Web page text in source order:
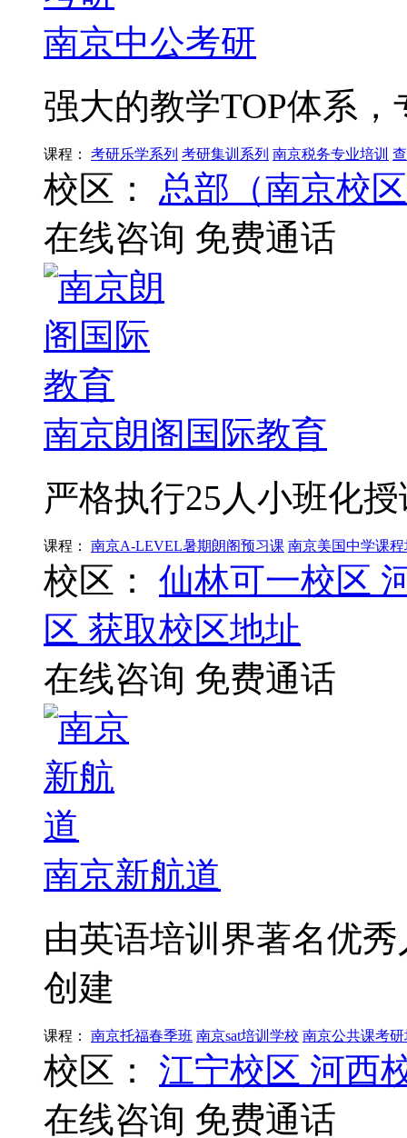
南京中公考研
强大的教学TOP体系
课程： 考研乐学系列 考研集训系列 南京税务专业培训
校区：
总部（南京校
在线咨询 免费通话
南京朗阁国际教育
严格执行25人小班化
课程： 南京A-LEVEL暑期朗阁预习课 南京美国中学课
校区： 仙林可一校区
区 获取校区地址
在线咨询 免费通话
南京新航道
由英语培训界著名优
创建
课程： 南京托福春季班 南京sat培训学校 南京公共课考
校区： 江宁校区 河西
在线咨询 免费通话